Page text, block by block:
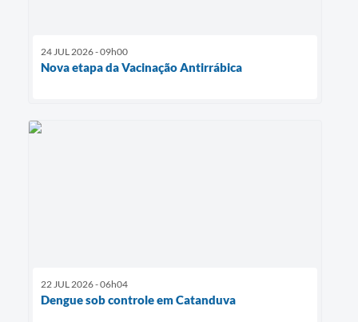
24 JUL 2026 - 09h00
Nova etapa da Vacinação Antirrábica
22 JUL 2026 - 06h04
Dengue sob controle em Catanduva